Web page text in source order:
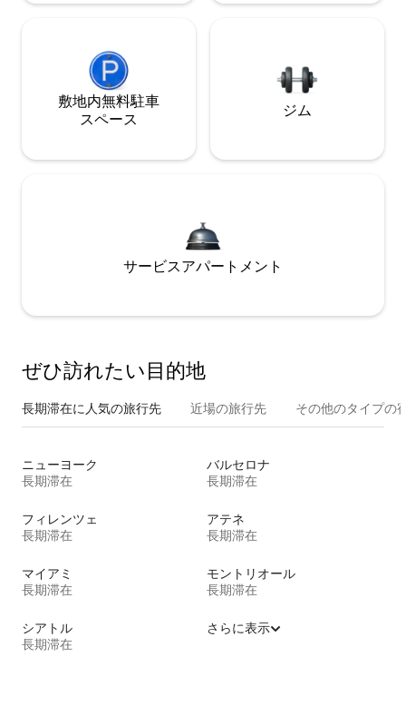
敷地内無料駐⁠車
ス⁠ペ⁠ー⁠ス
ジム
サービスアパートメント
ぜひ訪⁠れ⁠た⁠い目⁠的⁠地
長期滞在に人気の旅行先 近場の旅行先 その他のタ⁠イ⁠プ⁠の
ニューヨーク
長期滞在
バルセロナ
長期滞在
フィレンツェ
長期滞在
アテネ
長期滞在
マイアミ
長期滞在
モントリオール
長期滞在
シアトル
長期滞在
さらに表示